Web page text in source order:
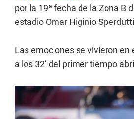
por la 19ª fecha de la Zona B
estadio Omar Higinio
Las emociones se vivieron
a los 32’ del primer tiempo